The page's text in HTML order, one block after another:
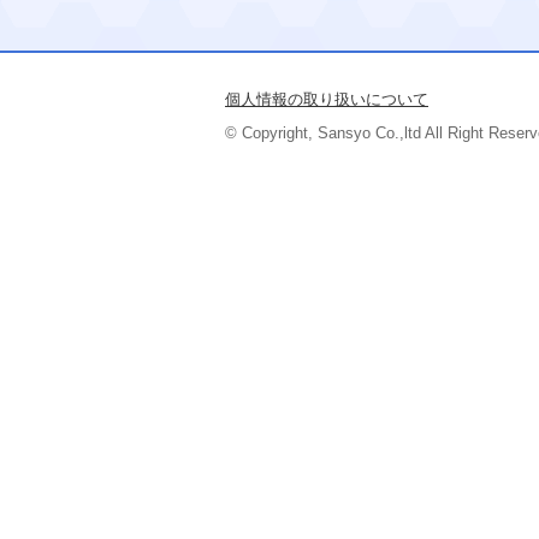
個人情報の取り扱いについて
© Copyright, Sansyo Co.,ltd All Right